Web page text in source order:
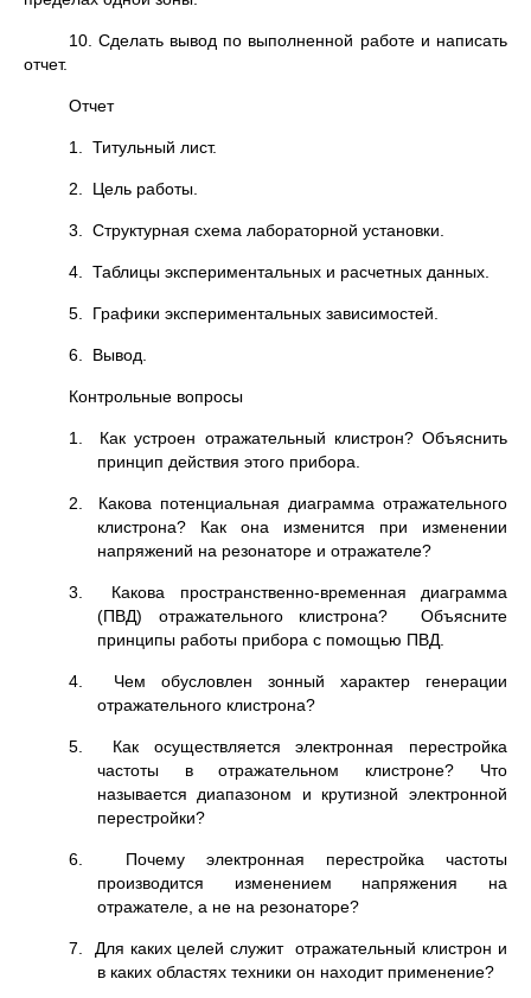
10. Сделать вывод по выполненной работе и написать
отчет.
Отчет
1. Титульный лист.
2. Цель работы.
3. Структурная схема лабораторной установки.
4. Таблицы экспериментальных и расчетных данных.
5. Графики экспериментальных зависимостей.
6. Вывод.
Контрольные вопросы
1. Как устроен отражательный клистрон? Объяснить
принцип действия этого прибора.
2. Какова потенциальная диаграмма отражательного
клистрона? Как она изменится при изменении
напряжений на резонаторе и отражателе?
3. Какова пространственно-временная диаграмма
(ПВД) отражательного клистрона? Объясните
принципы работы прибора с помощью ПВД.
4. Чем обусловлен зонный характер генерации
отражательного клистрона?
5. Как осуществляется электронная перестройка
частоты в отражательном клистроне? Что
называется диапазоном и крутизной электронной
перестройки?
6. Почему электронная перестройка частоты
производится изменением напряжения на
отражателе, а не на резонаторе?
7. Для каких целей служит отражательный клистрон и
в каких областях техники он находит применение?